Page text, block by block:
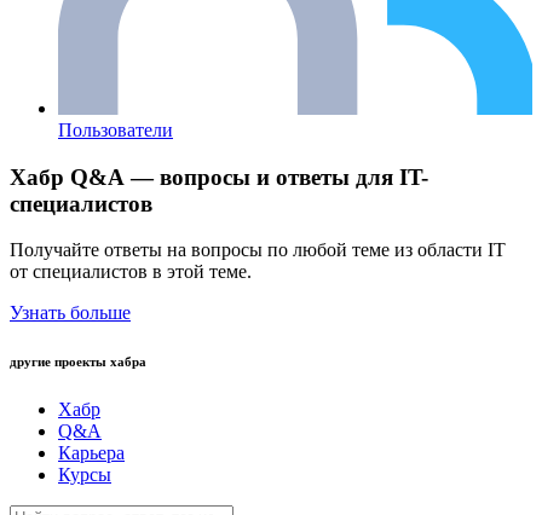
Пользователи
Хабр Q&A — вопросы и ответы для IT-
специалистов
Получайте ответы на вопросы по любой теме из области IT
от специалистов в этой теме.
Узнать больше
другие проекты хабра
Хабр
Q&A
Карьера
Курсы